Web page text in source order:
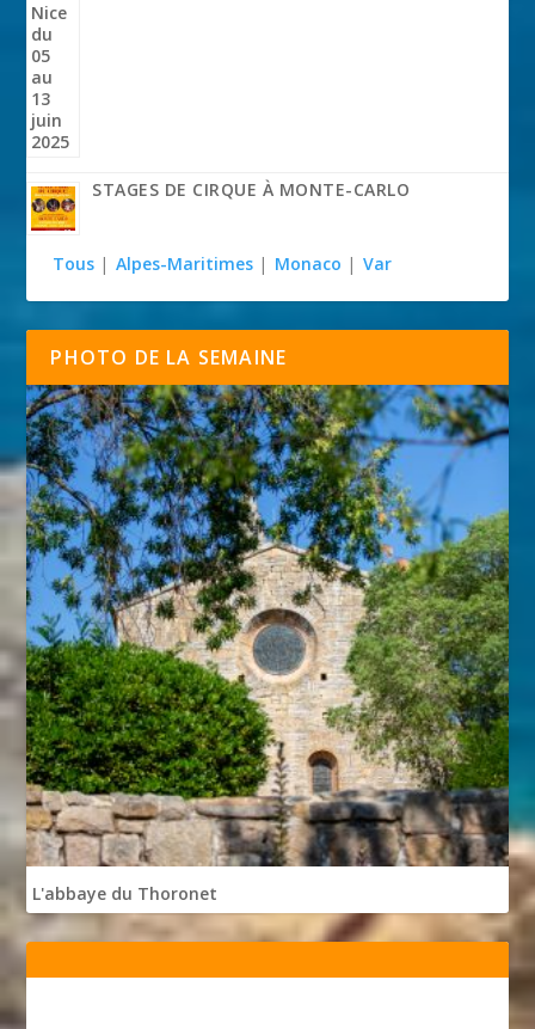
STAGES DE CIRQUE À MONTE-CARLO
Tous | Alpes-Maritimes | Monaco | Var
PHOTO DE LA SEMAINE
L'abbaye du Thoronet